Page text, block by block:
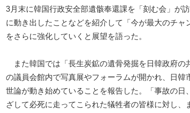
3月末に韓国行政安全部遺骸奉還課を「刻む会」が
に動き出したことなどを紹介して「今が最大のチ
をさらに強化していくと展望を語った。
また韓国では「長生炭鉱の遺骨発掘を日韓政府の
の議員会館内で写真展やフォーラムが開かれ、日
世論が動き始めていることを報告した。「事故の日
ざして必死に走ってこられた犠牲者の皆様に対し